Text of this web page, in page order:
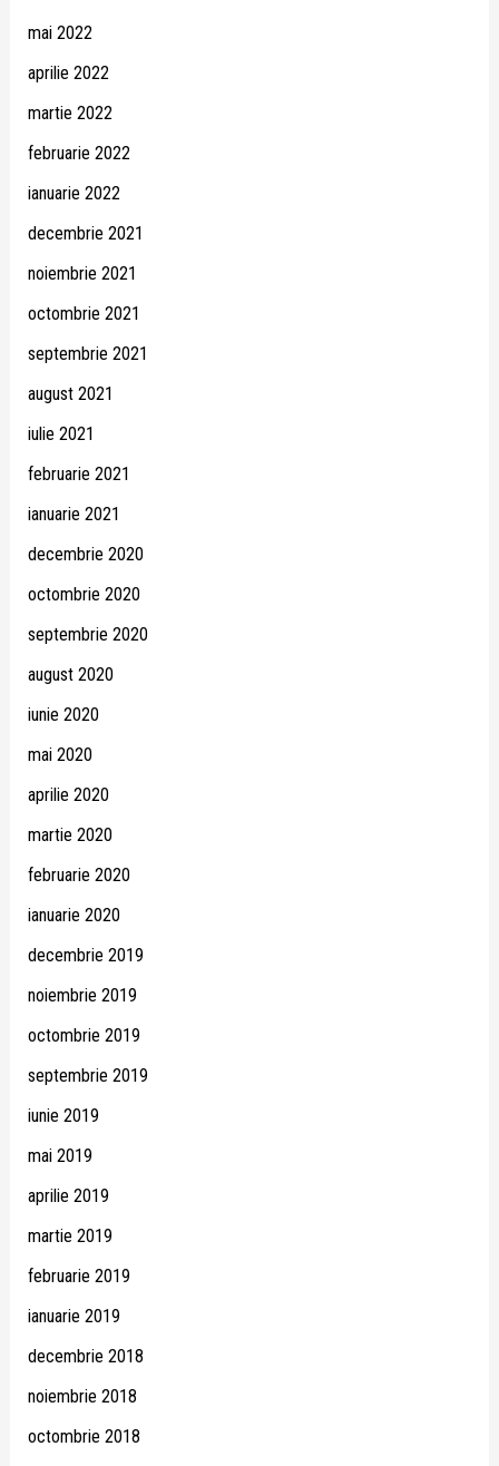
mai 2022
aprilie 2022
martie 2022
februarie 2022
ianuarie 2022
decembrie 2021
noiembrie 2021
octombrie 2021
septembrie 2021
august 2021
iulie 2021
februarie 2021
ianuarie 2021
decembrie 2020
octombrie 2020
septembrie 2020
august 2020
iunie 2020
mai 2020
aprilie 2020
martie 2020
februarie 2020
ianuarie 2020
decembrie 2019
noiembrie 2019
octombrie 2019
septembrie 2019
iunie 2019
mai 2019
aprilie 2019
martie 2019
februarie 2019
ianuarie 2019
decembrie 2018
noiembrie 2018
octombrie 2018